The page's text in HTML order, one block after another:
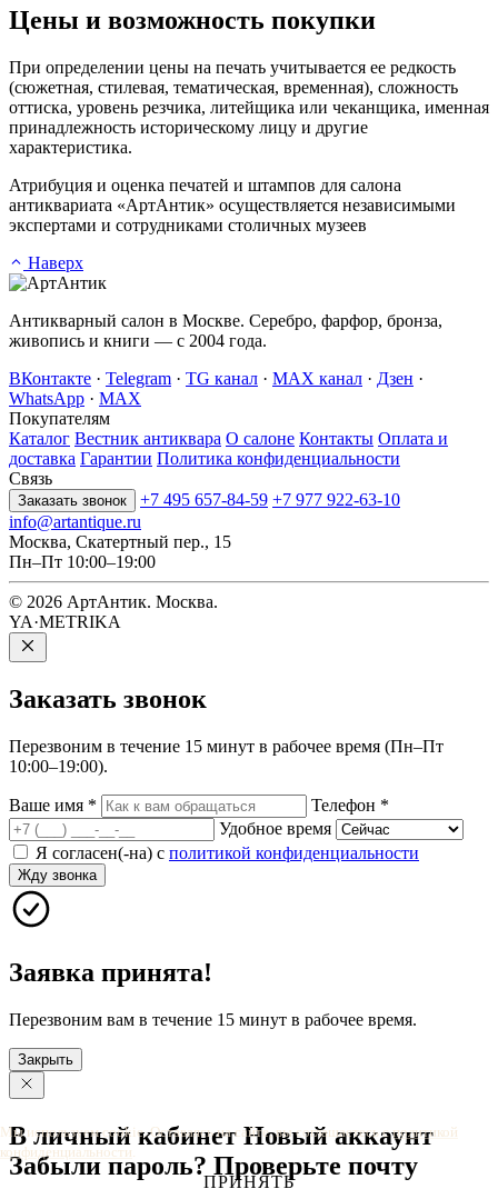
Цены и возможность покупки
При определении цены на печать учитывается ее редкость
(сюжетная, стилевая, тематическая, временная), сложность
оттиска, уровень резчика, литейщика или чеканщика, именная
принадлежность историческому лицу и другие
характеристика.
Атрибуция и оценка печатей и штампов для салона
антиквариата «АртАнтик» осуществляется независимыми
экспертами и сотрудниками столичных музеев
Наверх
Антикварный салон в Москве. Серебро, фарфор, бронза,
живопись и книги — с 2004 года.
ВКонтакте · Telegram · TG канал · MAX канал · Дзен ·
WhatsApp · MAX
Покупателям
Каталог Вестник антиквара О салоне Контакты Оплата и
доставка Гарантии Политика конфиденциальности
Связь
Заказать звонок +7 495 657-84-59 +7 977 922-63-10
info@artantique.ru
Москва, Скатертный пер., 15
Пн–Пт 10:00–19:00
© 2026 АртАнтик. Москва.
YA·METRIKA
Заказать звонок
Перезвоним в течение 15 минут в рабочее время (Пн–Пт
10:00–19:00).
Ваше имя * Телефон *
Удобное время
Я согласен(-на) с политикой конфиденциальности
Жду звонка
Заявка принята!
Перезвоним вам в течение 15 минут в рабочее время.
Закрыть
Мы используем cookie. Оставаясь на сайте, вы соглашаетесь сполитикой
конфиденциальности.
ПРИНЯТЬ
В личныйкабинет Новыйаккаунт
Забылипароль? Проверьте почту